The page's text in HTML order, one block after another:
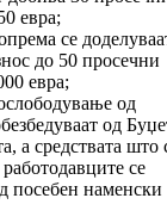
евра;
се
до 50 просечни
евра;
од
од
а средствата што
се
посебен наменски